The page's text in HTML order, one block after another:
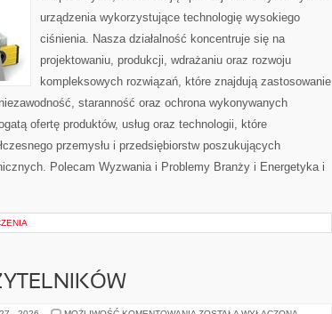
urządzenia wykorzystujące technologię wysokiego
ciśnienia. Nasza działalność koncentruje się na
projektowaniu, produkcji, wdrażaniu oraz rozwoju
kompleksowych rozwiązań, które znajdują zastosowanie
staranność oraz ochrona wykonywanych
ofertę produktów, usług oraz technologii, które
przemysłu i przedsiębiorstw poszukujących
Polecam Wyzwania i Problemy Branży i Energetyka i